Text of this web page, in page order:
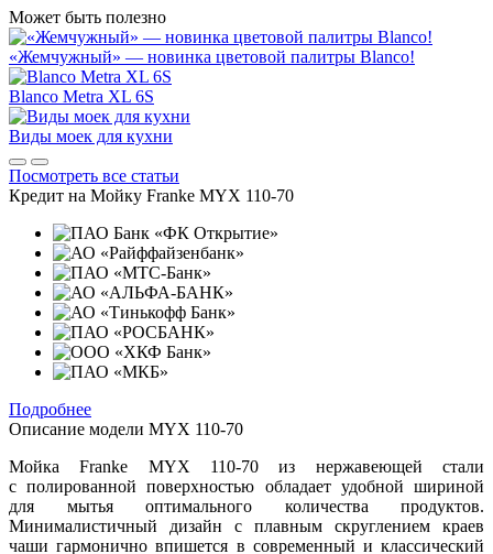
Может быть полезно
«Жемчужный» — новинка цветовой палитры Blanco!
Blanco Metra XL 6S
Виды моек для кухни
Посмотреть все статьи
Кредит на Мойку Franke MYX 110-70
Подробнее
Описание модели MYX 110-70
Мойка Franke MYX 110-70 из нержавеющей стали
с полированной поверхностью обладает удобной шириной
для мытья оптимального количества продуктов.
Минималистичный дизайн с плавным скруглением краев
чаши гармонично впишется в современный и классический